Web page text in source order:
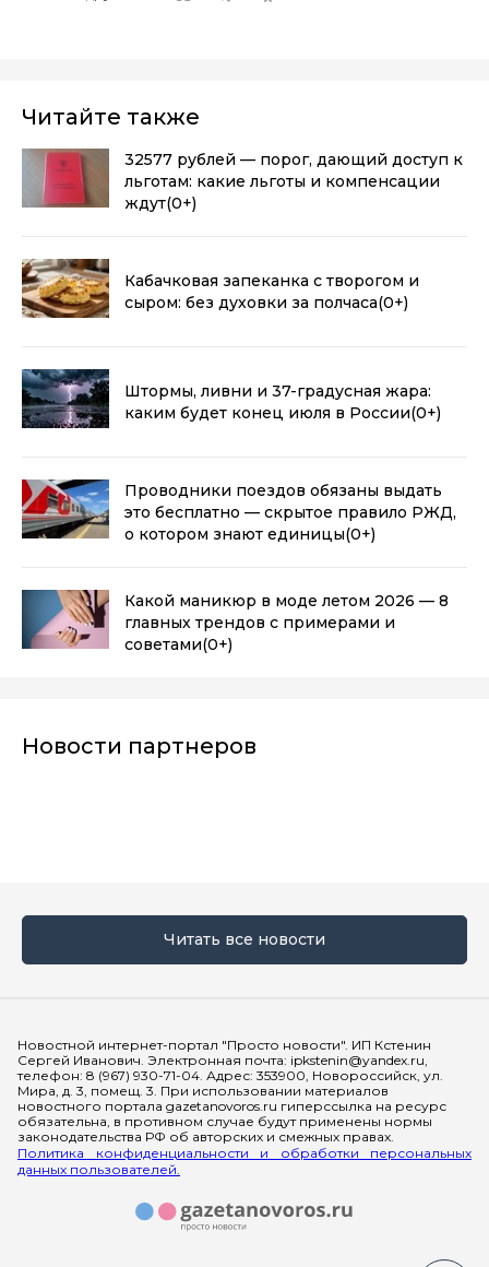
Читайте также
32577 рублей — порог, дающий доступ к
льготам: какие льготы и компенсации
ждут(0+)
Кабачковая запеканка с творогом и
сыром: без духовки за полчаса(0+)
Штормы, ливни и 37-градусная жара:
каким будет конец июля в России(0+)
Проводники поездов обязаны выдать
это бесплатно — скрытое правило РЖД,
о котором знают единицы(0+)
Какой маникюр в моде летом 2026 — 8
главных трендов с примерами и
советами(0+)
Новости партнеров
Читать все новости
Новостной интернет-портал "Просто новости". ИП Кстенин
Сергей Иванович. Электронная почта: ipkstenin@yandex.ru,
телефон: 8 (967) 930-71-04. Адрес: 353900, Новороссийск, ул.
Мира, д. 3, помещ. 3. При использовании материалов
новостного портала gazetanovoros.ru гиперссылка на ресурс
обязательна, в противном случае будут применены нормы
законодательства РФ об авторских и смежных правах.
Политика конфиденциальности и обработки персональных
данных пользователей.